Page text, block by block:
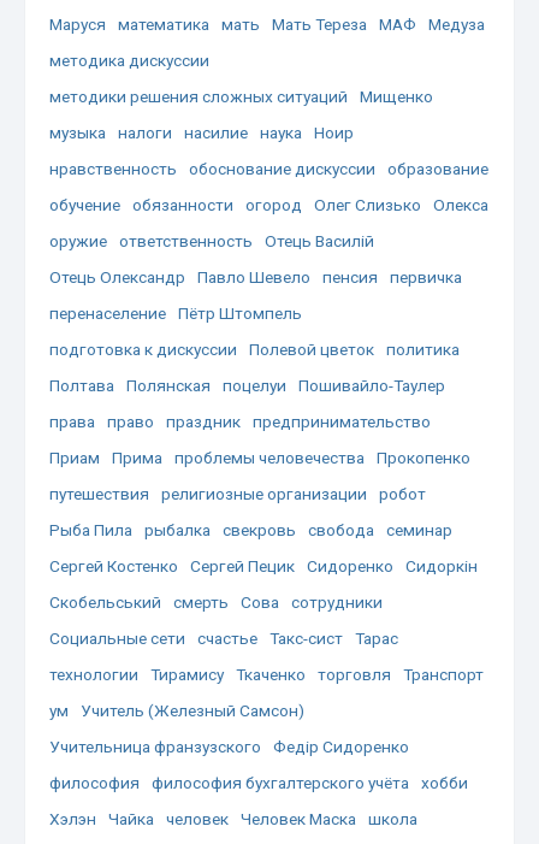
Маруся
математика мать Мать Тереза МАФ
Медуза
методика дискуссии
методики решения сложных ситуаций
Мищенко
музыка
налоги насилие наука
Ноир
нравственность
обоснование дискуссии
образование
обучение
обязанности огород Олег Слизько
Олекса
оружие
ответственность
Отець Василій
Отець Олександр
Павло Шевело пенсия
первичка
перенаселение
Пётр Штомпель
подготовка к дискуссии
Полевой цветок
политика
Полтава
Полянская поцелуи
Пошивайло-Таулер
права
право праздник
предпринимательство
Приам
Прима проблемы человечества
Прокопенко
путешествия
религиозные организации
робот
Рыба Пила
рыбалка свекровь свобода
семинар
Сергей Костенко
Сергей Пецик Сидоренко
Сидоркін
Скобельський
смерть Сова
сотрудники
Социальные сети
счастье Такс-сист
Тарас
технологии
Тирамису Ткаченко торговля
Транспорт
ум
Учитель (Железный Самсон)
Учительница франзузского
Федір Сидоренко
философия
философия бухгалтерского учёта
хобби
Хэлэн
Чайка человек Человек Маска
школа